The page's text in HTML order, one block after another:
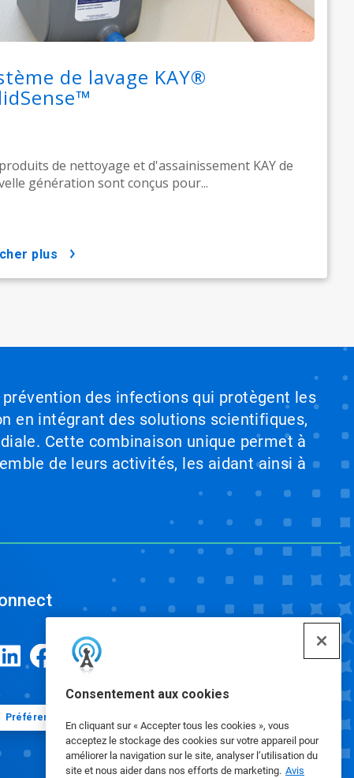
Consentement aux cookies
En cliquant sur « Accepter tous les cookies », vous
acceptez le stockage des cookies sur votre appareil pour
améliorer la navigation sur le site, analyser l’utilisation du
site et nous aider dans nos efforts de marketing. Avis
de lavage KAY®
de nettoyage et d'assainissement KAY de
génération sont conçus pour...
plus
des infections qui protègent les
en intégrant des solutions scientifiques,
Cette combinaison unique permet à
de leurs activités, les aidant ainsi à
Préférences en matière de cookies